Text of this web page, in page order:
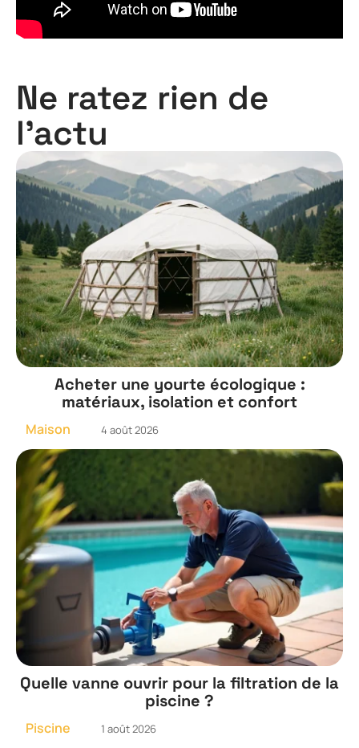
Ne ratez rien de
l'actu
Acheter une yourte écologique :
matériaux, isolation et confort
Maison 4 août 2026
Quelle vanne ouvrir pour la filtration de la
piscine ?
Piscine 1 août 2026